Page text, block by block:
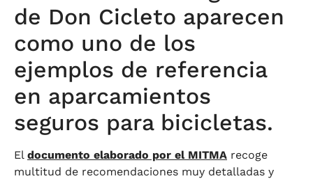
de Don Cicleto aparecen
como uno de los
ejemplos de referencia
en aparcamientos
seguros para bicicletas.
El documento elaborado por el MITMA recoge
multitud de recomendaciones muy detalladas y